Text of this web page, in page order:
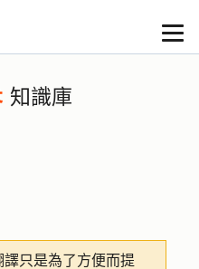
知識庫
譯只是為了方便而提